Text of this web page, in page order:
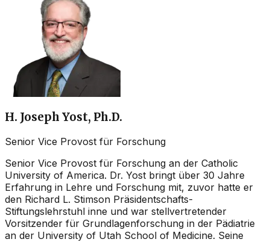
H. Joseph Yost, Ph.D.
Senior Vice Provost für Forschung
Senior Vice Provost für Forschung an der Catholic
University of America. Dr. Yost bringt über 30 Jahre
Erfahrung in Lehre und Forschung mit, zuvor hatte er
den Richard L. Stimson Präsidentschafts-
Stiftungslehrstuhl inne und war stellvertretender
Vorsitzender für Grundlagenforschung in der Pädiatrie
an der University of Utah School of Medicine. Seine